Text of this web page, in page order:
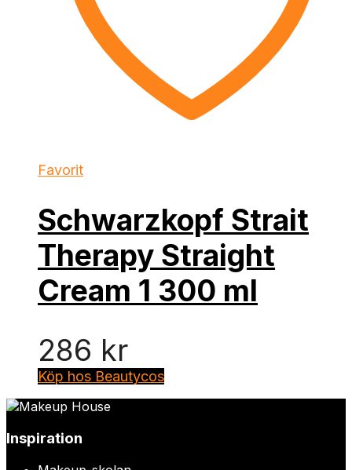
Favorit
Schwarzkopf Strait
Therapy Straight
Cream 1 300 ml
286 kr
Köp hos Beautycos
Inspiration